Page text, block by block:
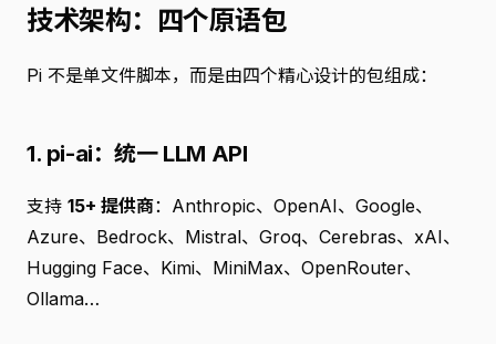
技术架构：四个原语包
Pi 不是单文件脚本，而是由四个精心设计的包组成：
1. pi-ai：统一 LLM API
支持 15+ 提供商：Anthropic、OpenAI、Google、
Azure、Bedrock、Mistral、Groq、Cerebras、xAI、
Hugging Face、Kimi、MiniMax、OpenRouter、
Ollama…